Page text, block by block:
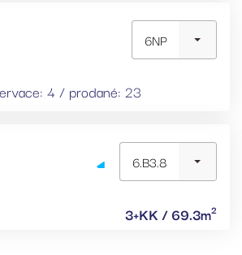
6NP
4 / prodané: 23
6.B3.8
3+KK / 69.3m2